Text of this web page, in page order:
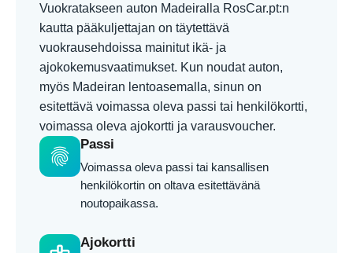
Vuokratakseen auton Madeiralla RosCar.pt:n
kautta pääkuljettajan on täytettävä
vuokrausehdoissa mainitut ikä- ja
ajokokemusvaatimukset. Kun noudat auton,
myös Madeiran lentoasemalla, sinun on
esitettävä voimassa oleva passi tai henkilökortti,
voimassa oleva ajokortti ja varausvoucher.
fingerprint
Passi
Voimassa oleva passi tai kansallisen
henkilökortin on oltava esitettävänä
noutopaikassa.
Ajokortti